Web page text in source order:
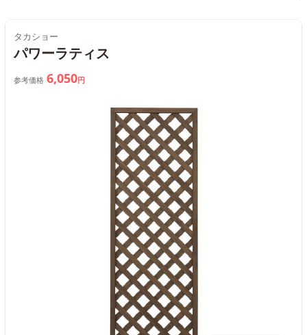
タカショー
パワーラティス
参考価格 6,050円